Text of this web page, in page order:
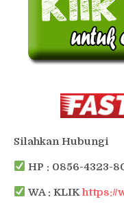
Silahkan Hubungi
HP : 0856-4323-
WA : KLIKhttps://